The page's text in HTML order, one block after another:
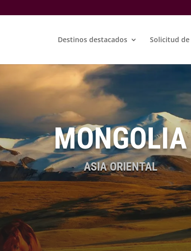
Destinos destacados Solicitud
MONGOLIA
ASIA ORIENTAL